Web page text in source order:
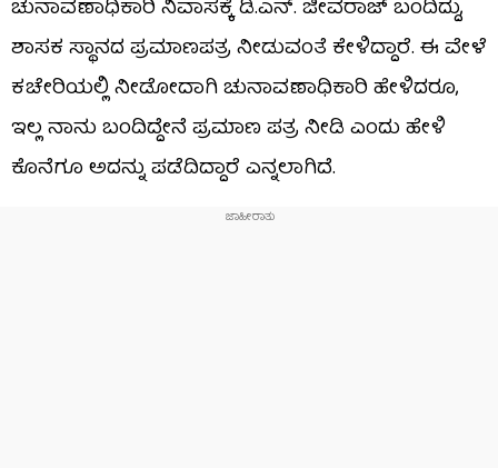
ಚುನಾವಣಾಧಿಕಾರಿ ನಿವಾಸಕ್ಕೆ ಡಿ.ಎನ್. ಜೀವರಾಜ್ ಬಂದಿದ್ದು,
ಶಾಸಕ ಸ್ಥಾನದ ಪ್ರಮಾಣಪತ್ರ ನೀಡುವಂತೆ ಕೇಳಿದ್ದಾರೆ. ಈ ವೇಳೆ
ಕಚೇರಿಯಲ್ಲಿ ನೀಡೋದಾಗಿ ಚುನಾವಣಾಧಿಕಾರಿ ಹೇಳಿದರೂ,
ಇಲ್ಲ ನಾನು ಬಂದಿದ್ದೇನೆ ಪ್ರಮಾಣ ಪತ್ರ ನೀಡಿ ಎಂದು ಹೇಳಿ
ಕೊನೆಗೂ ಅದನ್ನು ಪಡೆದಿದ್ದಾರೆ ಎನ್ನಲಾಗಿದೆ.